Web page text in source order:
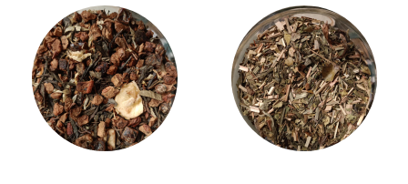
ALIMENTOS
DESHIDRATADOS